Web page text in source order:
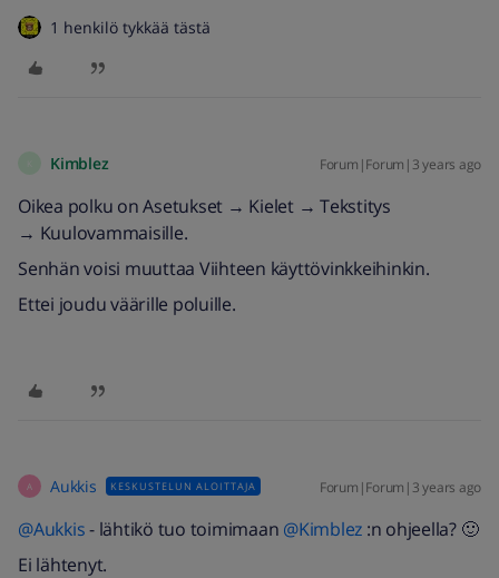
1 henkilö tykkää tästä
Kimblez Forum|Forum|3 years ago
Oikea polku on Asetukset → Kielet → Tekstitys
→ Kuulovammaisille.
Senhän voisi muuttaa Viihteen käyttövinkkeihinkin.
Ettei joudu väärille poluille.
A Aukkis KESKUSTELUN ALOITTAJA Forum|Forum|3 years ago
@Aukkis- lähtikö tuo toimimaan @Kimblez :n ohjeella? 🙂
Ei lähtenyt.